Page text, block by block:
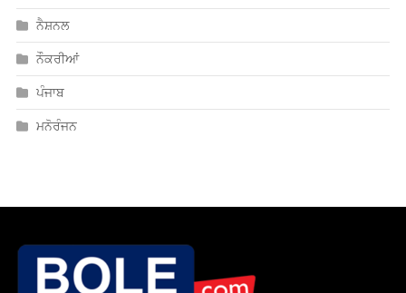
ਨੈਸ਼ਨਲ
ਨੌਕਰੀਆਂ
ਪੰਜਾਬ
ਮਨੋਰੰਜਨ